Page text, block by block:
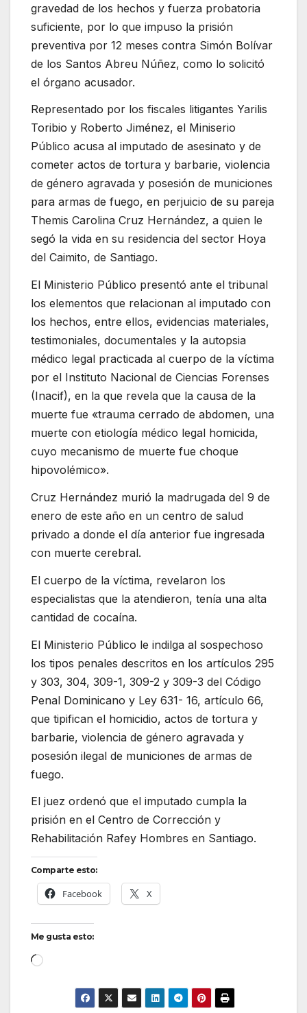
gravedad de los hechos y fuerza probatoria
suficiente, por lo que impuso la prisión
preventiva por 12 meses contra Simón Bolívar
de los Santos Abreu Núñez, como lo solicitó
el órgano acusador.
Representado por los fiscales litigantes Yarilis
Toribio y Roberto Jiménez, el Miniserio
Público acusa al imputado de asesinato y de
cometer actos de tortura y barbarie, violencia
de género agravada y posesión de municiones
para armas de fuego, en perjuicio de su pareja
Themis Carolina Cruz Hernández, a quien le
segó la vida en su residencia del sector Hoya
del Caimito, de Santiago.
El Ministerio Público presentó ante el tribunal
los elementos que relacionan al imputado con
los hechos, entre ellos, evidencias materiales,
testimoniales, documentales y la autopsia
médico legal practicada al cuerpo de la víctima
por el Instituto Nacional de Ciencias Forenses
(Inacif), en la que revela que la causa de la
muerte fue «trauma cerrado de abdomen, una
muerte con etiología médico legal homicida,
cuyo mecanismo de muerte fue choque
hipovolémico».
Cruz Hernández murió la madrugada del 9 de
enero de este año en un centro de salud
privado a donde el día anterior fue ingresada
con muerte cerebral.
El cuerpo de la víctima, revelaron los
especialistas que la atendieron, tenía una alta
cantidad de cocaína.
El Ministerio Público le indilga al sospechoso
los tipos penales descritos en los artículos 295
y 303, 304, 309-1, 309-2 y 309-3 del Código
Penal Dominicano y Ley 631- 16, artículo 66,
que tipifican el homicidio, actos de tortura y
barbarie, violencia de género agravada y
posesión ilegal de municiones de armas de
fuego.
El juez ordenó que el imputado cumpla la
prisión en el Centro de Corrección y
Rehabilitación Rafey Hombres en Santiago.
Comparte esto:
Facebook X
Me gusta esto:
Cargando...